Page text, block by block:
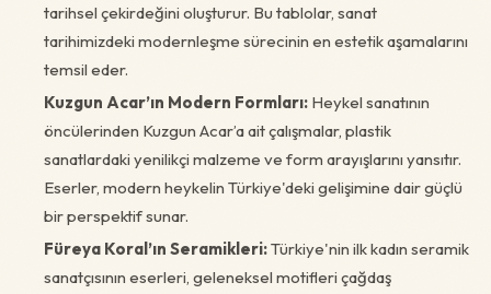
tarihsel çekirdeğini oluşturur. Bu tablolar, sanat
tarihimizdeki modernleşme sürecinin en estetik aşamalarını
temsil eder.
Kuzgun Acar’ın Modern Formları: Heykel sanatının
öncülerinden Kuzgun Acar’a ait çalışmalar, plastik
sanatlardaki yenilikçi malzeme ve form arayışlarını yansıtır.
Eserler, modern heykelin Türkiye'deki gelişimine dair güçlü
bir perspektif sunar.
Füreya Koral’ın Seramikleri:Türkiye'nin ilk kadın seramik
sanatçısının eserleri, geleneksel motifleri çağdaş